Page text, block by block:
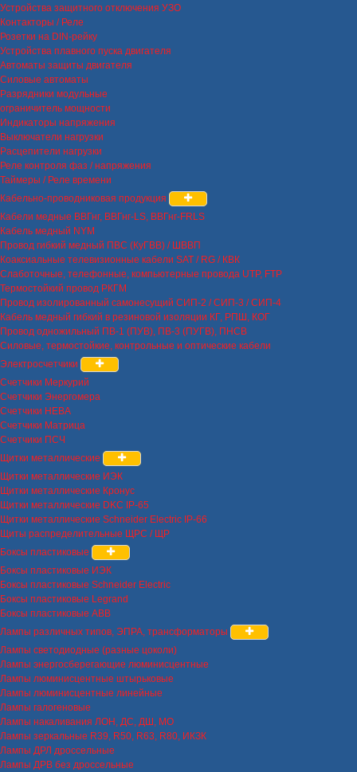
Устройства защитного отключения УЗО
Контакторы / Реле
Розетки на DIN-рейку
Устройства плавного пуска двигателя
Автоматы защиты двигателя
Силовые автоматы
Разрядники модульные
ограничитель мощности
Индикаторы напряжения
Выключатели нагрузки
Расцепители нагрузки
Реле контроля фаз / напряжения
Таймеры / Реле времени
Кабельно-проводниковая продукция
Кабели медные ВВГнг, ВВГнг-LS, ВВГнг-FRLS
Кабель медный NYM
Провод гибкий медный ПВС (КуГВВ) / ШВВП
Коаксиальные телевизионные кабели SAT / RG / КВК
Слаботочные, телефонные, компьютерные провода UTP, FTP
Термостойкий провод РКГМ
Провод изолированный самонесущий СИП-2 / СИП-3 / СИП-4
Кабель медный гибкий в резиновой изоляции КГ, РПШ, КОГ
Провод одножильный ПВ-1 (ПУВ), ПВ-3 (ПУГВ), ПНСВ
Силовые, термостойкие, контрольные и оптические кабели
Электросчетчики
Счетчики Меркурий
Счетчики Энергомера
Счетчики НЕВА
Счетчики Матрица
Счетчики ПСЧ
Щитки металлические
Щитки металлические ИЭК
Щитки металлические Кронус
Щитки металлические DKC IP-65
Щитки металлические Schneider Electric IP-66
Щиты распределительные ЩРС / ЩР
Боксы пластиковые
Боксы пластиковые ИЭК
Боксы пластиковые Schneider Electric
Боксы пластиковые Legrand
Боксы пластиковые ABB
Лампы различных типов, ЭПРА, трансформаторы
Лампы светодиодные (разные цоколи)
Лампы энергосберегающие люминисцентные
Лампы люминисцентные штырьковые
Лампы люминисцентные линейные
Лампы галогеновые
Лампы накаливания ЛОН, ДС, ДШ, МО
Лампы зеркальные R39, R50, R63, R80, ИКЗК
Лампы ДРЛ дроссельные
Лампы ДРВ без дроссельные